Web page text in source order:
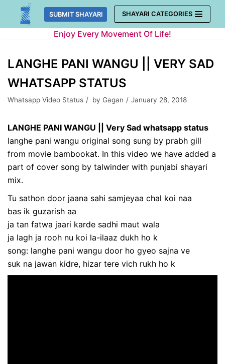
Skip
SUBMIT SHAYARI SHAYARI CATEGORIES
Enjoy Every Movement Of Life!
LANGHE PANI WANGU || VERY SAD
WHATSAPP STATUS
Whatsapp Video Status by Gagan January 28, 2018
LANGHE PANI WANGU || Very Sad whatsapp status
langhe pani wangu original song sung by prabh gill
from movie bambookat. In this video we have added a
part of cover song by talwinder with punjabi shayari
mix.
Tu sathon door jaana sahi samjeyaa chal koi naa
bas ik guzarish aa
ja tan fatwa jaari karde sadhi maut wala
ja lagh ja rooh nu koi la-ilaaz dukh ho k
song: langhe pani wangu door ho gyeo sajna ve
suk na jawan kidre, hizar tere vich rukh ho k